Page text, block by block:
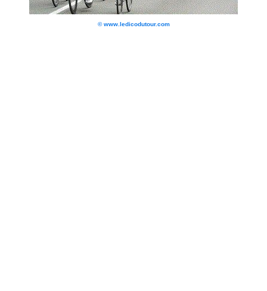
© www.ledicodutour.com